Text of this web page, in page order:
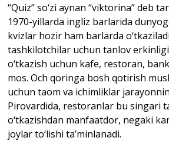
“Quiz” so‘zi aynan “viktorina” deb
1970-yillarda ingliz barlarida
kvizlar hozir ham barlarda
tashkilotchilar uchun tanlov
o‘tkazish uchun kafe, restoran,
mos. Och qoringa bosh qotirish
uchun taom va ichimliklar
Pirovardida, restoranlar bu singari
o‘tkazishdan manfaatdor, negaki
joylar to‘lishi ta’minlanadi.